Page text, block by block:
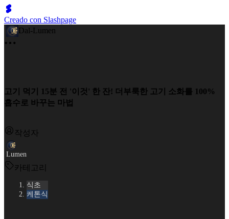
Creado con Slashpage
Dal-Lumen
고기 먹기 15분 전 '이것' 한 잔! 더부룩한 고기 소화를 100%
흡수로 바꾸는 마법
작성자
Lumen
카테고리
식초
케톤식